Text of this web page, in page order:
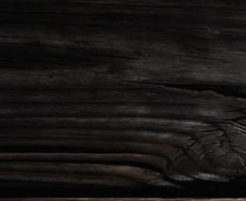
45705c99-f4ff-4af8-ad39-